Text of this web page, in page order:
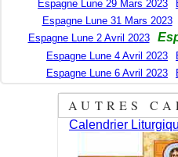
Espagne Lune 29 Mars 2023
Espagne Lune 31 Mars 2023
Espagne Lune 2 Avril 2023
Espagne Lune 4 Avril 2023
Espagne Lune 6 Avril 2023
AUTRES
Calendrier